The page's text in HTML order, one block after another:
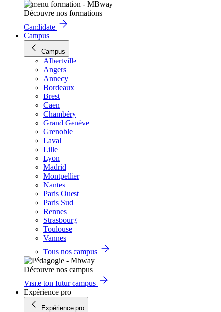
Découvre nos formations
Candidate
Campus
Campus
Albertville
Angers
Annecy
Bordeaux
Brest
Caen
Chambéry
Grand Genève
Grenoble
Laval
Lille
Lyon
Madrid
Montpellier
Nantes
Paris Ouest
Paris Sud
Rennes
Strasbourg
Toulouse
Vannes
Tous nos campus
Découvre nos campus
Visite ton futur campus
Expérience pro
Expérience pro